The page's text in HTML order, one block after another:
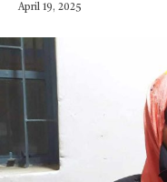
April 19, 2025